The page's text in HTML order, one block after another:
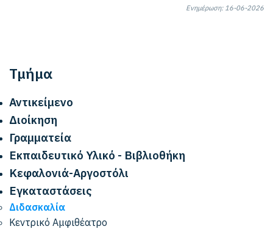
Ενημέρωση: 16-06-2026
Τμήμα
Αντικείμενο
Διοίκηση
Γραμματεία
Εκπαιδευτικό Υλικό - Βιβλιοθήκη
Κεφαλονιά-Αργοστόλι
Εγκαταστάσεις
Διδασκαλία
Κεντρικό Αμφιθέατρο